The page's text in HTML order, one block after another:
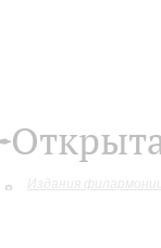
Издания